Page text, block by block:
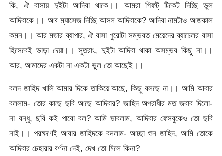
কি, ঐ বাসায় দুইটা আদিবা থাকে।। আমরা গিফট্‌ টিকেট দিচ্ছি ভুল
আদিবাকে।। আর ম্যাসেজ দিচ্ছি আসল আদিবাকে? আদিবা নামটাও আজকাল
কমন।। আর মজার ব্যাপার, ঐ বাসা পুরোটা সম্ভবত মেয়েদের ব্যাচেলর বাসা
হিসেবেই ভাড়া দেয়া।। সুতরাং, দুইটা আদিবা থাকা অসম্ভব কিছু না।।
আর, আমাদের একটা না একটা ভুল তো আছেই।।
বলদ জাহিদ খালি আমার দিকে তাকিয়ে আছে, কিছু বলছে না।। আমি আবার
বললাম- তোর কাছে ছবি আছে আদিবার? জাহিদ অপরাধীর মত জবাব দিলো-
না বন্ধু, ছবি কই পাবো বল? আমি ভাবলাম, আদিবার ফেসবুকেও তো ছবি
নাই।। পরক্ষণেই আবার জাহিদকে বললাম- আচ্ছা শুন জাহিদ, আমি তোকে
আদিবার চেহারার বর্ণনা দেই, দেখ তো মিলে কিনা?